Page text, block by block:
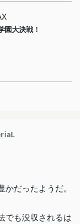
園大決戦！
だったようだ。
でも没収されるは